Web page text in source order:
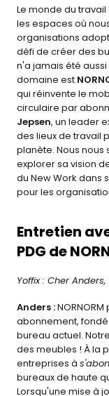
Le monde du
les espaces où
organisations
défi de créer des
n'a jamais été
domaine est
qui réinvente le
circulaire par
Jepsen, un leader
des lieux de travail
planète. Nous
explorer sa vision
du New Work dans
pour les
Entretien
PDG de
Yoffix : Cher
Anders :
abonnement,
bureau actuel.
des meubles ! À la
entreprises à
bureaux de haute
Lorsqu'une mise à